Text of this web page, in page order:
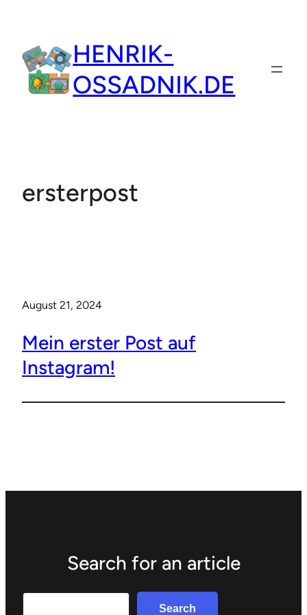
springen
HENRIK-
OSSADNIK.DE
ersterpost
August 21, 2024
Mein erster Post auf
Instagram!
Search for an article
Search